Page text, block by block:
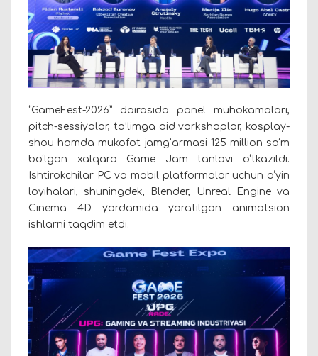
“GameFest-2026” doirasida panel muhokamalari,
pitch-sessiyalar, ta’limga oid vorkshoplar, kosplay-
shou hamda mukofot jamg‘armasi 125 million so‘m
bo‘lgan xalqaro Game Jam tanlovi o‘tkazildi.
Ishtirokchilar PC va mobil platformalar uchun o‘yin
loyihalari, shuningdek, Blender, Unreal Engine va
Cinema 4D yordamida yaratilgan animatsion
ishlarni taqdim etdi.